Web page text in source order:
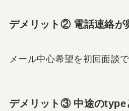
デメリット② 電話連絡が
メール中心希望を初回面談で
デメリット③ 中途のtype